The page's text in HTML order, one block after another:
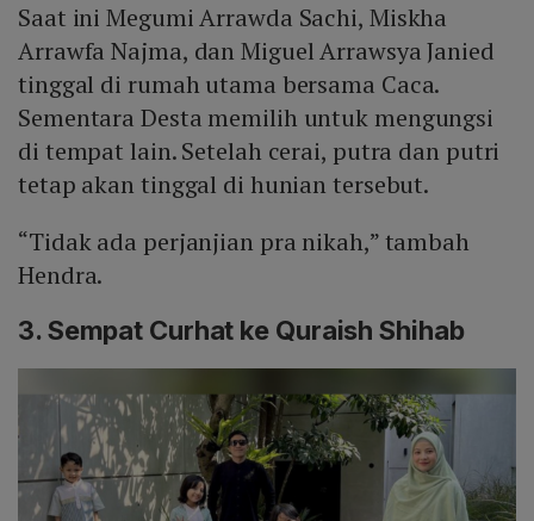
Saat ini Megumi Arrawda Sachi, Miskha
Arrawfa Najma, dan Miguel Arrawsya Janied
tinggal di rumah utama bersama Caca.
Sementara Desta memilih untuk mengungsi
di tempat lain. Setelah cerai, putra dan putri
tetap akan tinggal di hunian tersebut.
“Tidak ada perjanjian pra nikah,” tambah
Hendra.
3. Sempat Curhat ke Quraish Shihab